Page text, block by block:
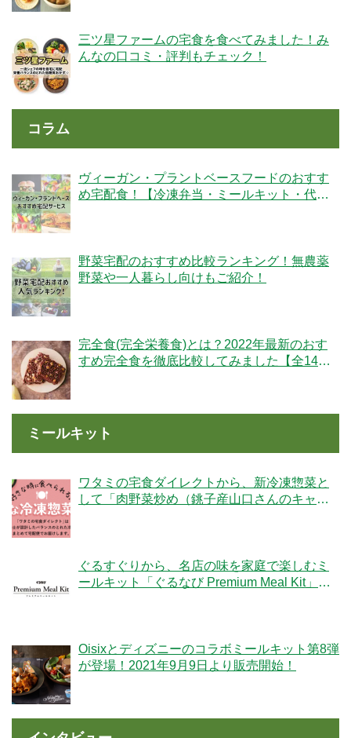
三ツ星ファームの宅食を食べてみました！み
んなの口コミ・評判もチェック！
コラム
ヴィーガン・プラントベースフードのおすす
め宅配食！【冷凍弁当・ミールキット・代替
野菜宅配のおすすめ比較ランキング！無農薬
野菜や一人暮らし向けもご紹介！
完全食(完全栄養食)とは？2022年最新のおす
すめ完全食を徹底比較してみました【全14
ミールキット
ワタミの宅食ダイレクトから、新冷凍惣菜と
して「肉野菜炒め（銚子産山口さんのキャベ
ぐるすぐりから、名店の味を家庭で楽しむミ
ールキット「ぐるなび Premium Meal Kit」シ
Oisixとディズニーのコラボミールキット第8弾
が登場！2021年9月9日より販売開始！